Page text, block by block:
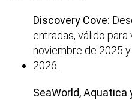
Discovery Cove:
entradas, válido
noviembre de 2025
2026.
SeaWorld, Aquatica